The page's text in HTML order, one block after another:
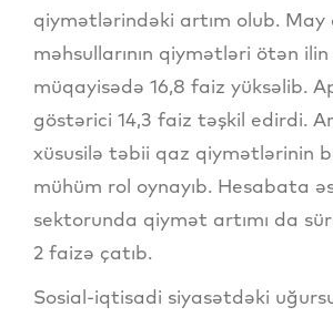
qiymətlərindəki artım olub. May
məhsullarının qiymətləri ötən
müqayisədə 16,8 faiz yüksəlib.
göstərici 14,3 faiz təşkil edirdi.
xüsusilə təbii qaz qiymətlərinin
mühüm rol oynayıb. Hesabata
sektorunda qiymət artımı da
2 faizə çatıb.
Sosial-iqtisadi siyasətdəki